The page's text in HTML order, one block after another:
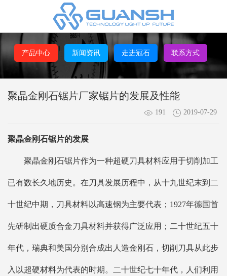
产品中心 新闻资讯 走进冠石 联系方式
聚晶金刚石锯片厂家锯片的发展及性能
191 2019-07-29
聚晶金刚石锯片的发展
聚晶金刚石锯片作为一种超硬刀具材料应用于切削加工
已有数长久地历史。在刀具发展历程中，从十九世纪末到二
十世纪中期，刀具材料以高速钢为主要代表；1927年德国首
先研制出硬质合金刀具材料并获得广泛应用；二十世纪五十
年代，瑞典和美国分别合成出人造金刚石，切削刀具从此步
入以超硬材料为代表的时期。二十世纪七十年代，人们利用